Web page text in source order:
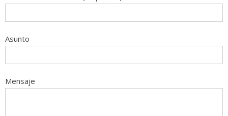
Asunto
Mensaje